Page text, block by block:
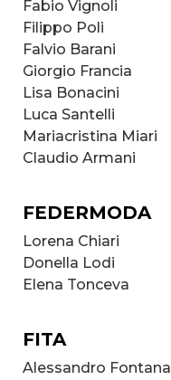
Fabio Vignoli
Filippo Poli
Falvio Barani
Giorgio Francia
Lisa Bonacini
Luca Santelli
Mariacristina Miari
Claudio Armani
FEDERMODA
Lorena Chiari
Donella Lodi
Elena Tonceva
FITA
Alessandro Fontana